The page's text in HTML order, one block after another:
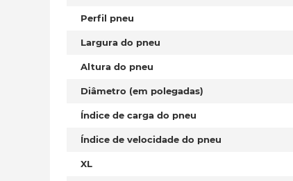
Perfil pneu
Largura do pneu
Altura do pneu
Diâmetro (em polegadas)
Índice de carga do pneu
Índice de velocidade do pneu
XL